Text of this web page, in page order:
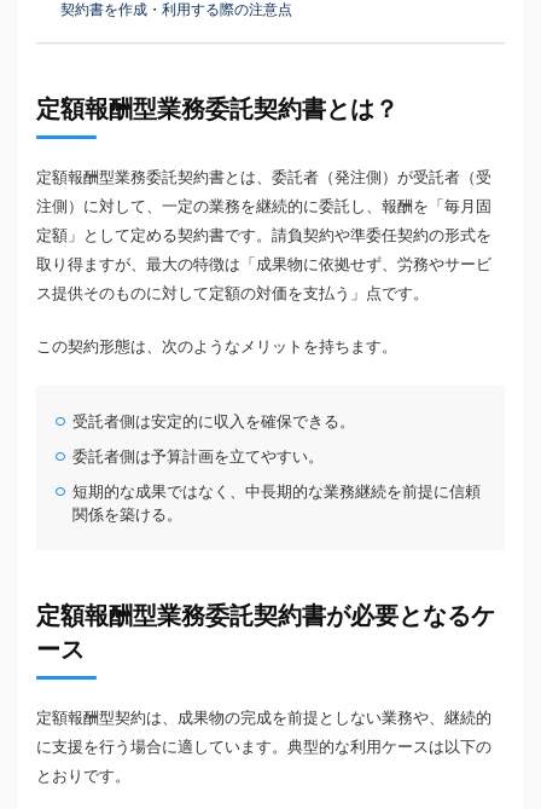
契約書を作成・利用する際の注意点
定額報酬型業務委託契約書とは？
定額報酬型業務委託契約書とは、委託者（発注側）が受託者（受
注側）に対して、一定の業務を継続的に委託し、報酬を「毎月固
定額」として定める契約書です。請負契約や準委任契約の形式を
取り得ますが、最大の特徴は「成果物に依拠せず、労務やサービ
ス提供そのものに対して定額の対価を支払う」点です。
この契約形態は、次のようなメリットを持ちます。
受託者側は安定的に収入を確保できる。
委託者側は予算計画を立てやすい。
短期的な成果ではなく、中長期的な業務継続を前提に信頼
関係を築ける。
定額報酬型業務委託契約書が必要となるケ
ース
定額報酬型契約は、成果物の完成を前提としない業務や、継続的
に支援を行う場合に適しています。典型的な利用ケースは以下の
とおりです。